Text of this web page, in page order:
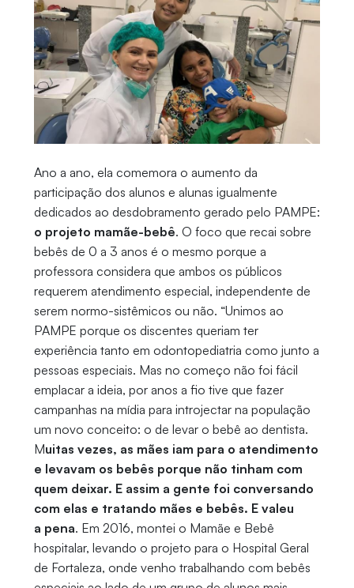
Ano a ano, ela comemora o aumento da
participação dos alunos e alunas igualmente
dedicados ao desdobramento gerado pelo PAMPE:
o projeto mamãe-bebê. O foco que recai sobre
bebês de 0 a 3 anos é o mesmo porque a
professora considera que ambos os públicos
requerem atendimento especial, independente de
serem normo-sistêmicos ou não. “Unimos ao
PAMPE porque os discentes queriam ter
experiência tanto em odontopediatria como junto a
pessoas especiais. Mas no começo não foi fácil
emplacar a ideia, por anos a fio tive que fazer
campanhas na mídia para introjectar na população
um novo conceito: o de levar o bebê ao dentista.
Muitas vezes, as mães iam para o atendimento
e levavam os bebês porque não tinham com
quem deixar. E assim a gente foi conversando
com elas e tratando mães e bebês. E valeu
a pena. Em 2016, montei o Mamãe e Bebê
hospitalar, levando o projeto para o Hospital Geral
de Fortaleza, onde venho trabalhando com bebês